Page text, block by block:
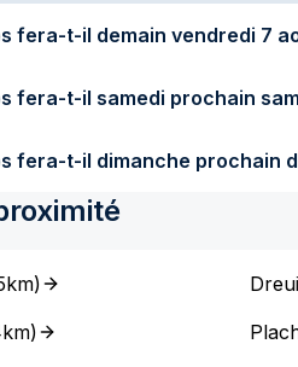
Quel
)
)